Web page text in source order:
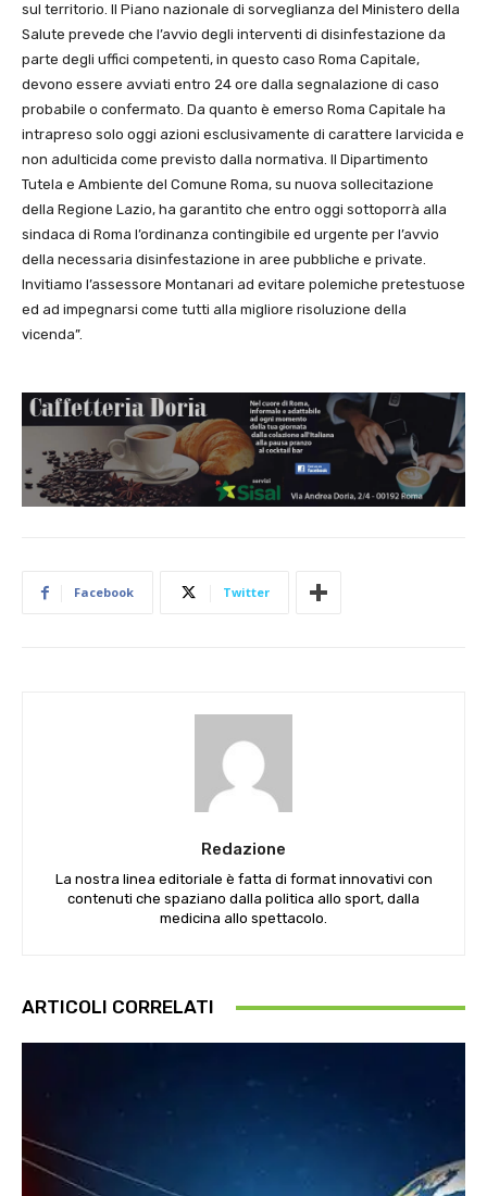
sul territorio. Il Piano nazionale di sorveglianza del Ministero della
Salute prevede che l’avvio degli interventi di disinfestazione da
parte degli uffici competenti, in questo caso Roma Capitale,
devono essere avviati entro 24 ore dalla segnalazione di caso
probabile o confermato. Da quanto è emerso Roma Capitale ha
intrapreso solo oggi azioni esclusivamente di carattere larvicida e
non adulticida come previsto dalla normativa. Il Dipartimento
Tutela e Ambiente del Comune Roma, su nuova sollecitazione
della Regione Lazio, ha garantito che entro oggi sottoporrà alla
sindaca di Roma l’ordinanza contingibile ed urgente per l’avvio
della necessaria disinfestazione in aree pubbliche e private.
Invitiamo l’assessore Montanari ad evitare polemiche pretestuose
ed ad impegnarsi come tutti alla migliore risoluzione della
vicenda”.
Facebook Twitter
Redazione
La nostra linea editoriale è fatta di format innovativi con
contenuti che spaziano dalla politica allo sport, dalla
medicina allo spettacolo.
ARTICOLI CORRELATI